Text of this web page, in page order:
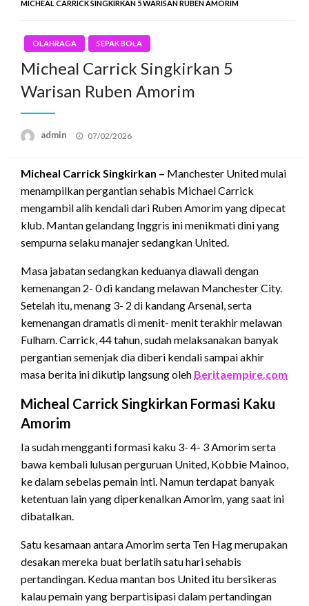
MICHEAL CARRICK SINGKIRKAN 5 WARISAN RUBEN AMORIM
OLAHRAGA SEPAK BOLA
Micheal Carrick Singkirkan 5
Warisan Ruben Amorim
admin
Posted
07/02/2026
Micheal Carrick Singkirkan – Manchester United mulai
menampilkan pergantian sehabis Michael Carrick
mengambil alih kendali dari Ruben Amorim yang dipecat
klub. Mantan gelandang Inggris ini menikmati dini yang
sempurna selaku manajer sedangkan United.
Masa jabatan sedangkan keduanya diawali dengan
kemenangan 2- 0 di kandang melawan Manchester City.
Setelah itu, menang 3- 2 di kandang Arsenal, serta
kemenangan dramatis di menit- menit terakhir melawan
Fulham. Carrick, 44 tahun, sudah melaksanakan banyak
pergantian semenjak dia diberi kendali sampai akhir
masa berita ini dikutip langsung oleh Beritaempire.com
Micheal Carrick Singkirkan Formasi Kaku
Amorim
Ia sudah mengganti formasi kaku 3- 4- 3 Amorim serta
bawa kembali lulusan perguruan United, Kobbie Mainoo,
ke dalam sebelas pemain inti. Namun terdapat banyak
ketentuan lain yang diperkenalkan Amorim, yang saat ini
dibatalkan.
Satu kesamaan antara Amorim serta Ten Hag merupakan
desakan mereka buat berlatih satu hari sehabis
pertandingan. Kedua mantan bos United itu bersikeras
kalau pemain yang berpartisipasi dalam pertandingan